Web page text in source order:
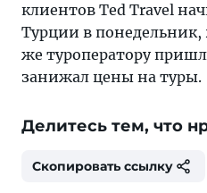
клиентов Ted Travel
Турции в понедельник,
же туроператору
занижал цены на туры.
Делитесь тем, что
Скопировать ссылку